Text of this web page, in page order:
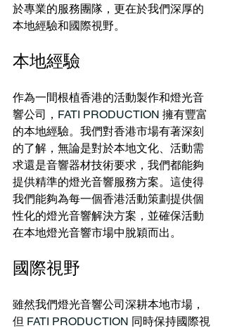
於專業的服務團隊，更在於我們深厚的
本地經驗和國際視野。
本地經驗
作為一間根植香港的活動製作和燈光音
響公司， FATI PRODUCTION 擁有豐富
的本地經驗。我們對香港市場有著深刻
的了解，無論是對於本地文化、活動需
求還是音響器材技術要求，我們都能夠
提供精準的燈光音響服務方案。這使得
我們能夠為每一個香港活動策劃提供個
性化的燈光音響解決方案，並確保活動
在本地燈光音響市場中脫穎而出。
國際視野
雖然我們燈光音響公司深耕本地市場，
但 FATI PRODUCTION 同時保持國際視